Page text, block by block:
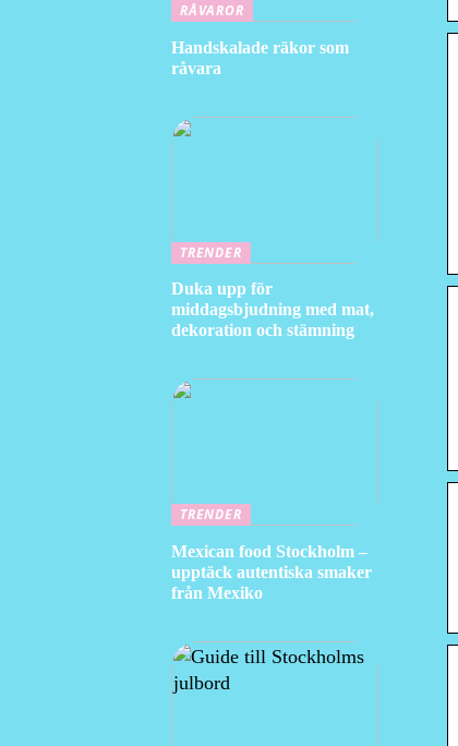
RÅVAROR
Handskalade räkor som
råvara
TRENDER
Duka upp för
middagsbjudning med mat,
dekoration och stämning
TRENDER
Mexican food Stockholm –
upptäck autentiska smaker
från Mexiko